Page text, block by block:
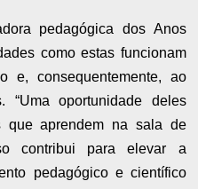
pedagógica dos Anos
como estas funcionam
e, consequentemente, ao
“Uma oportunidade deles
que aprendem na sala de
contribui para elevar a
pedagógico e científico